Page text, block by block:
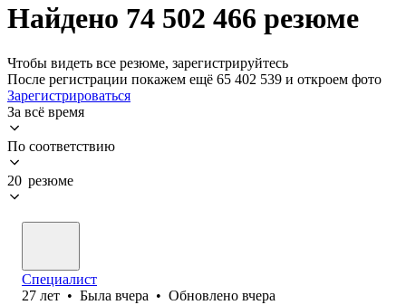
Найдено 74 502 466 резюме
Чтобы видеть все резюме, зарегистрируйтесь
После регистрации покажем ещё 65 402 539 и откроем фото
Зарегистрироваться
За всё время
По соответствию
20 резюме
Специалист
27 лет • Была вчера • Обновлено вчера